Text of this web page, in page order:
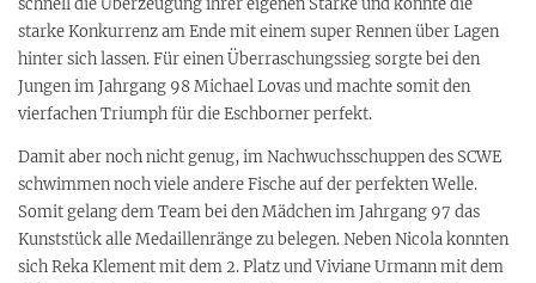
schnell die Überzeugung ihrer eigenen Stärke und konnte die
starke Konkurrenz am Ende mit einem super Rennen über Lagen
hinter sich lassen. Für einen Überraschungssieg sorgte bei den
Jungen im Jahrgang 98 Michael Lovas und machte somit den
vierfachen Triumph für die Eschborner perfekt.
Damit aber noch nicht genug, im Nachwuchsschuppen des SCWE
schwimmen noch viele andere Fische auf der perfekten Welle.
Somit gelang dem Team bei den Mädchen im Jahrgang 97 das
Kunststück alle Medaillenränge zu belegen. Neben Nicola konnten
sich Reka Klement mit dem 2. Platz und Viviane Urmann mit dem